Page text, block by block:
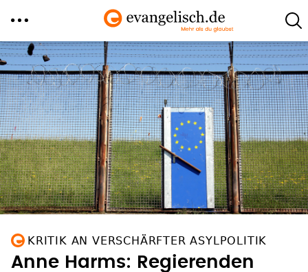
Direkt
zum
Inhalt
KRITIK AN VERSCHÄRFTER ASYLPOLITIK
Anne Harms: Regierenden